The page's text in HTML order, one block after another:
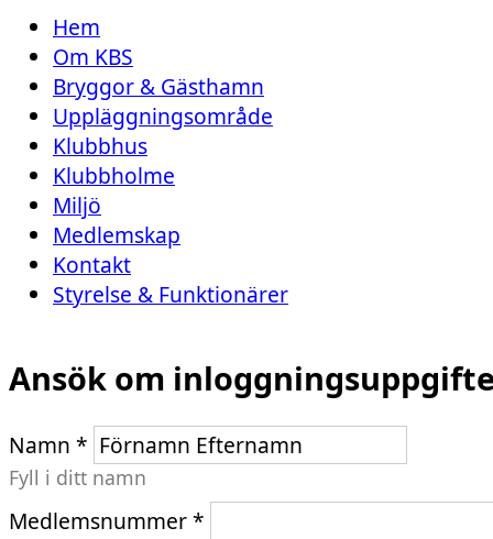
Hem
Om KBS
Bryggor & Gästhamn
Uppläggningsområde
Klubbhus
Klubbholme
Miljö
Medlemskap
Kontakt
Styrelse & Funktionärer
Ansök om
Namn *
Fyll i ditt namn
Medlemsnummer*